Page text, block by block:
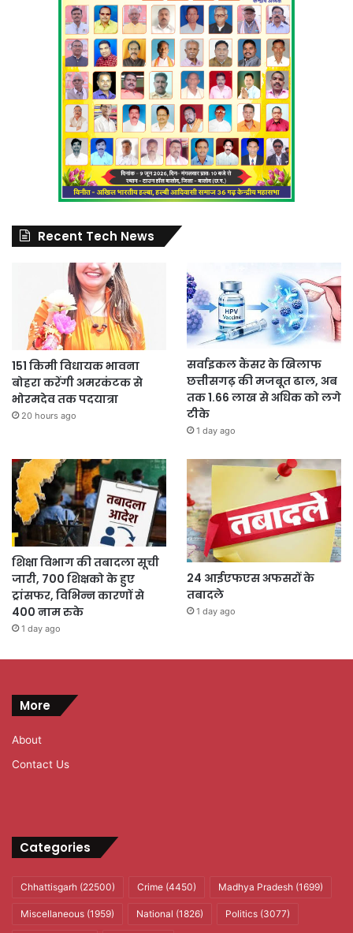
Recent Tech News
151 किमी विधायक भावना
बोहरा करेंगी अमरकंटक से
भोरमदेव तक पदयात्रा
20 hours ago
सर्वाइकल कैंसर के खिलाफ
छत्तीसगढ़ की मजबूत ढाल, अब
तक 1.66 लाख से अधिक को लगे
टीके
1 day ago
शिक्षा विभाग की तबादला सूची
जारी, 700 शिक्षको के हुए
ट्रांसफर, विभिन्न कारणों से
400 नाम रुके
1 day ago
24 आईएफएस अफसरों के
तबादले
1 day ago
More
About
Contact Us
Categories
Chhattisgarh (22500) Crime (4450) Madhya Pradesh (1699)
Miscellaneous (1959) National (1826) Politics (3077)